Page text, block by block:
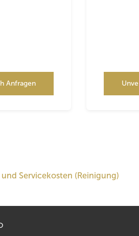
Anfragen
Servicekosten (Reinigung)